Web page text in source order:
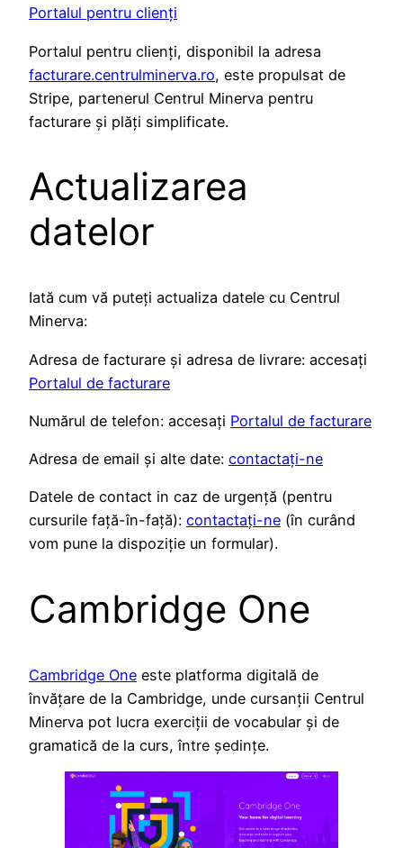
Portalul pentru clienți
Portalul pentru clienți, disponibil la adresa
facturare.centrulminerva.ro, este propulsat de
Stripe, partenerul Centrul Minerva pentru
facturare și plăți simplificate.
Actualizarea
datelor
Iată cum vă puteți actualiza datele cu Centrul
Minerva:
Adresa de facturare și adresa de livrare: accesați
Portalul de facturare
Numărul de telefon: accesați Portalul de facturare
Adresa de email și alte date: contactați-ne
Datele de contact in caz de urgență (pentru
cursurile față-în-față): contactați-ne (în curând
vom pune la dispoziție un formular).
Cambridge One
Cambridge One este platforma digitală de
învățare de la Cambridge, unde cursanții Centrul
Minerva pot lucra exerciții de vocabular și de
gramatică de la curs, între ședințe.